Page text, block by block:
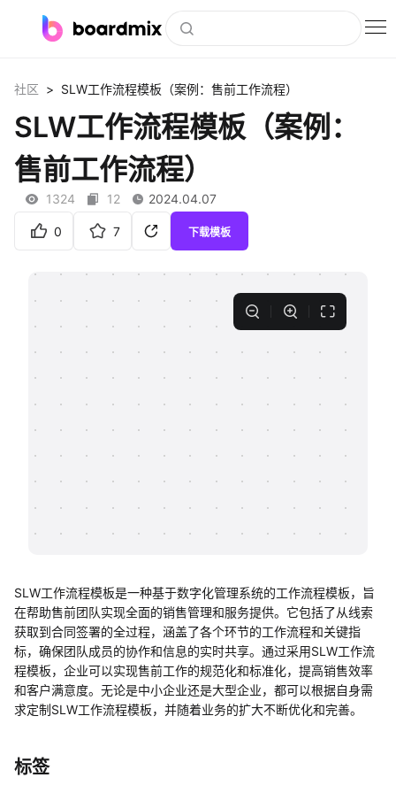
社区资源
会员
企业服务
客户案例
支持
知识分享社区
社区 > SLW工作流程模板（案例：售前工作流程）
SLW工作流程模板（案例：
售前工作流程）
1324 12 2024.04.07
0 7 下载模板
SLW工作流程模板是一种基于数字化管理系统的工作流程模板，旨
在帮助售前团队实现全面的销售管理和服务提供。它包括了从线索
获取到合同签署的全过程，涵盖了各个环节的工作流程和关键指
标，确保团队成员的协作和信息的实时共享。通过采用SLW工作流
程模板，企业可以实现售前工作的规范化和标准化，提高销售效率
和客户满意度。无论是中小企业还是大型企业，都可以根据自身需
求定制SLW工作流程模板，并随着业务的扩大不断优化和完善。
标签